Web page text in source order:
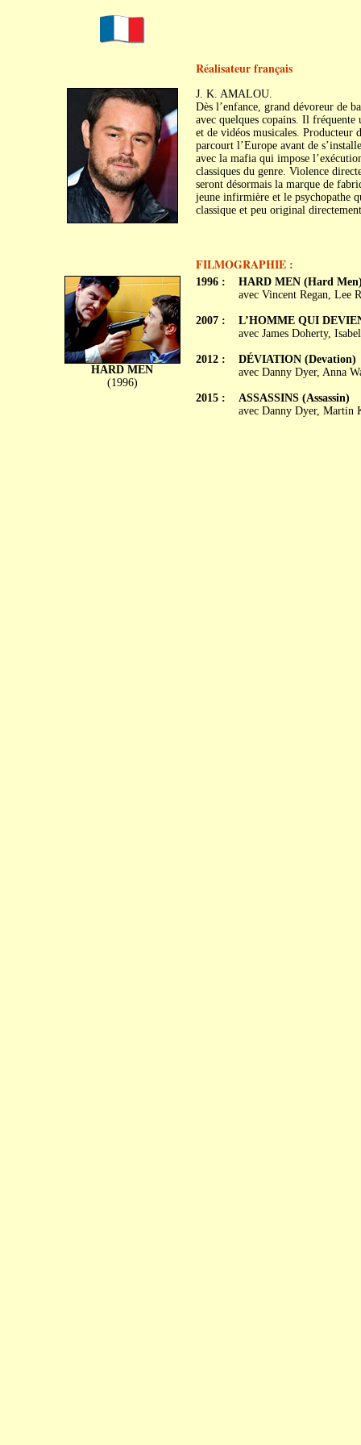
Réalisateur français
J. K. AMALOU.
Dès l’enfance, grand dévoreur de
avec quelques copains. Il fréquente
et de vidéos musicales. Producteur
parcourt l’Europe avant de
avec la mafia qui impose
classiques du genre. Violence
seront désormais la marque de
jeune infirmière et le psychopathe
classique et peu original
FILMOGRAPHIE :
HARD MEN
(1996)
1996 :
2007 :
2012 :
2015 :
HARD MEN (Hard
avec Vincent Regan, Lee
L’HOMME QUI
avec James Doherty,
DÉVIATION (Devation)
avec Danny Dyer, Anna
ASSASSINS (Assassin)
avec Danny Dyer, Martin